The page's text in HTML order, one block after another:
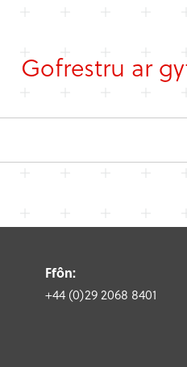
Gofrestru ar
Ffôn:
+44 (0)29 2068 8401